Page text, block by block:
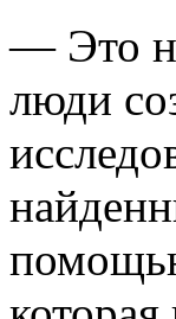
— Это
люди